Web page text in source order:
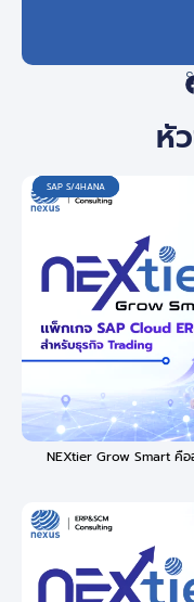
หั
SAP S/4HANA
NEXtier Grow Smart คือ
SAP S/4HANA
SAP S/4HANA